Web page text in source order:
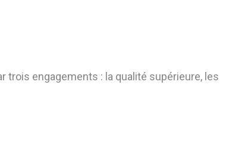
trois engagements : la qualité supérieure, les